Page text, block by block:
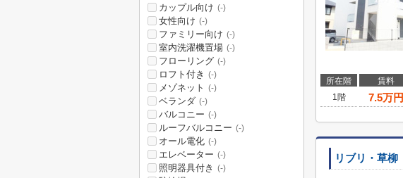
所在階 賃料
1階
7.5万円
リブリ・草柳
カップル向け (-)
女性向け (-)
ファミリー向け (-)
室内洗濯機置場 (-)
フローリング (-)
ロフト付き (-)
メゾネット (-)
ベランダ (-)
バルコニー (-)
ルーフバルコニー (-)
オール電化 (-)
エレベーター (-)
照明器具付き (-)